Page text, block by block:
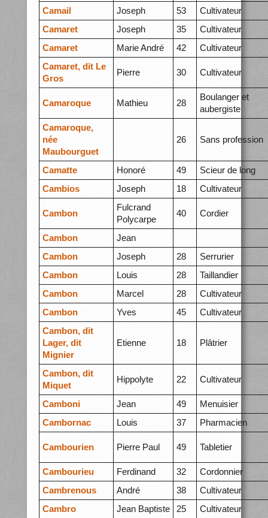
Camail
Joseph 53
Cultivateur
Camaret
Joseph 35
Cultivateur
Camaret
Marie André 42
Cultivateur
Camaret, dit Le
Gros
Pierre 30 Cultivateur
Camaroque Mathieu 28
Boulanger et
aubergiste
Camaroque,
née
Maubourguet
26 Sans profession
Camatte Honoré 49
Scieur de long
Cambios
Joseph 18 Cultivateur
Cambon
Fulcrand
Polycarpe
40 Cordier
Cambon
Jean
Cambon
Joseph 28
Serrurier
Cambon
Louis 28
Taillandier
Cambon
Marcel 28
Cultivateur
Cambon
Yves 45
Cultivateur
Cambon, dit
Lager, dit
Mignier
Etienne 18 Plâtrier
Cambon, dit
Miquet
Hippolyte 22 Cultivateur
Camboni Jean 49
Menuisier
Cambornac
Louis 37 Pharmacien
Cambourien Pierre Paul 49 Tabletier
Cambourieu Ferdinand 32
Cordonnier
Cambrenous
André 38
Cultivateur
Cambro
Jean Baptiste 25
Cultivateur